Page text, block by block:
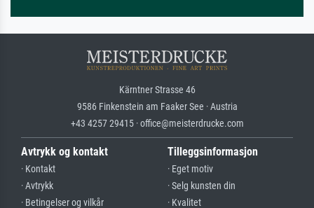
Kärntner Strasse 46
9586 Finkenstein am Faaker See · Austria
+43 4257 29415 · office@meisterdrucke.com
Avtrykk og kontakt
· Kontakt
· Avtrykk
· Betingelser og vilkår
Tilleggsinformasjon
· Eget motiv
· Selg kunsten din
· Kvalitet